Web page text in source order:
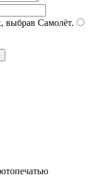
выбрав Самолёт.